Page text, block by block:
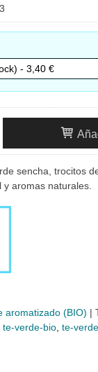
sencha, trocitos
aromas naturales.
aromatizado (BIO) |
te-verde-bio te-